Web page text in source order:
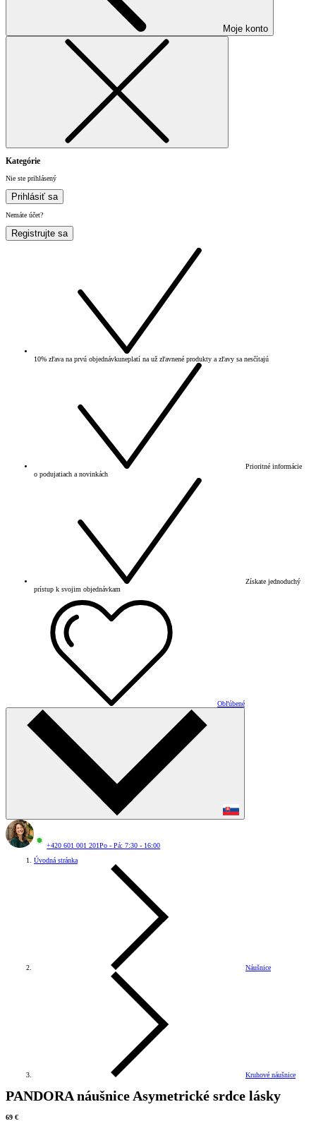
Moje konto
Kategórie
Nie ste prihlásený
Prihlásiť sa
Nemáte účet?
Registrujte sa
10% zľava na prvú objednávkuneplatí na už zľavnené produkty a zľavy sa nesčítajú
Prioritné informácie
o podujatiach a novinkách
Získate jednoduchý
prístup k svojim objednávkam
Obľúbené
+420 601 001 201Po - Pá: 7:30 - 16:00
Úvodná stránka
Náušnice
Kruhové náušnice
PANDORA náušnice Asymetrické srdce lásky
69 €